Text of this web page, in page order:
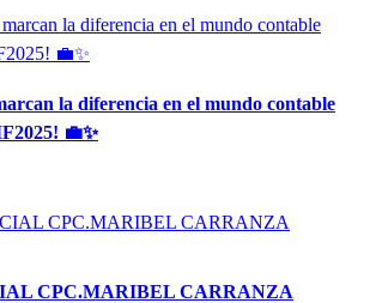
la diferencia en el mundo contable
💼✨
CPC.MARIBEL CARRANZA